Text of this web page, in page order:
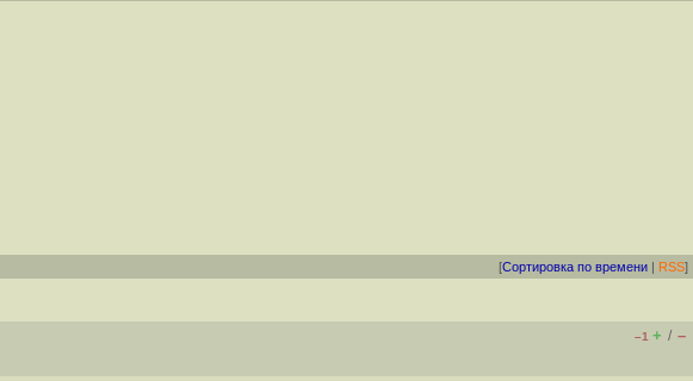
[Сортировка по времени | RSS]
–1 + / –